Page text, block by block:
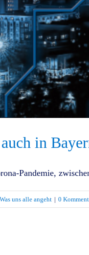
in
Pandemie,
Was uns alle angeht | 0